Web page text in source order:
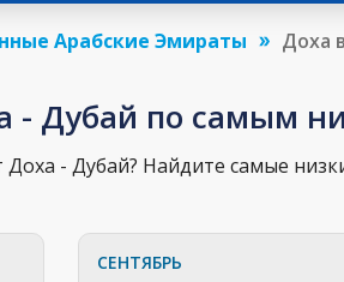
Арабские Эмираты Доха
- Дубай по самым
- Дубай? Найдите самые
СЕНТЯБРЬ